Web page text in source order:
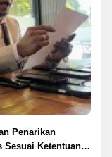
Penarikan
Sesuai Ketentuan